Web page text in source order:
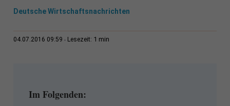
Deutsche Wirtschaftsnachrichten
04.07.2016 09:59 Lesezeit: 1 min
Im Folgenden: